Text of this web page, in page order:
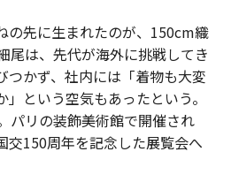
の先に生まれたのが、150cm織
尾は、先代が海外に挑戦してき
つかず、社内には「着物も大変
という空気もあったという。
パリの装飾美術館で開催され
交150周年を記念した展覧会へ